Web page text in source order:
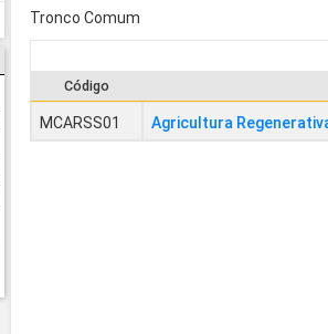
Tronco Comum
Código
MCARSS01 Agricultura